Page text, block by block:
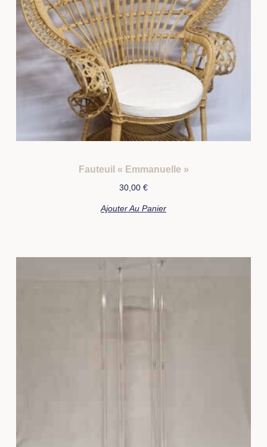
Fauteuil « Emmanuelle »
30,00 €
Ajouter Au Panier